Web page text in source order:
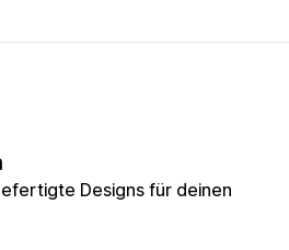
Designs für deinen